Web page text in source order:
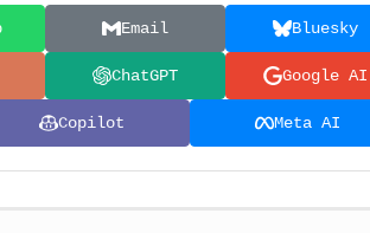
Email Bluesky
ChatGPT Google AI
Copilot Meta AI